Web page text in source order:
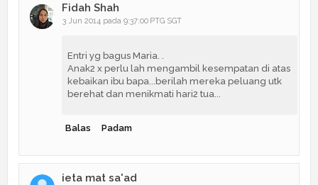
Fidah Shah
3 Jun 2014 pada 9:37:00 PTG SGT
Entri yg bagus Maria. .
Anak2 x perlu lah mengambil kesempatan di atas
kebaikan ibu bapa...berilah mereka peluang utk
berehat dan menikmati hari2 tua...
Balas Padam
ieta mat sa'ad